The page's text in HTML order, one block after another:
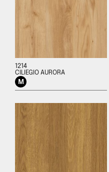
1214
CILIEGIO AURORA